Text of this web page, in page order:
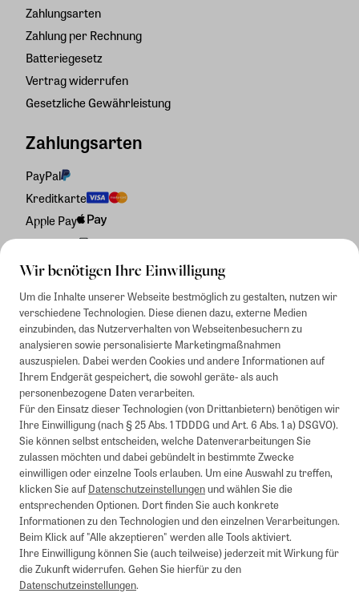
Wir benötigen Ihre Einwilligung
Um die Inhalte unserer Webseite bestmöglich zu gestalten, nutzen wir
verschiedene Technologien. Diese dienen dazu, externe Medien
einzubinden, das Nutzerverhalten von Webseitenbesuchern zu
analysieren sowie personalisierte Marketingmaßnahmen
auszuspielen. Dabei werden Cookies und andere Informationen auf
Ihrem Endgerät gespeichert, die sowohl geräte- als auch
personenbezogene Daten verarbeiten.
Für den Einsatz dieser Technologien (von Drittanbietern) benötigen wir
Ihre Einwilligung (nach § 25 Abs. 1 TDDDG und Art. 6 Abs. 1 a) DSGVO).
Sie können selbst entscheiden, welche Datenverarbeitungen Sie
zulassen möchten und dabei gebündelt in bestimmte Zwecke
einwilligen oder einzelne Tools erlauben. Um eine Auswahl zu treffen,
klicken Sie aufDatenschutzeinstellungenund wählen Sie die
entsprechenden Optionen. Dort finden Sie auch konkrete
Informationen zu den Technologien und den einzelnen Verarbeitungen.
Beim Klick auf "Alle akzeptieren" werden alle Tools aktiviert.
Ihre Einwilligung können Sie (auch teilweise) jederzeit mit Wirkung für
die Zukunft widerrufen. Gehen Sie hierfür zu den
Datenschutzeinstellungen.
Zahlungsarten
Zahlung per Rechnung
Batteriegesetz
Vertrag widerrufen
Gesetzliche Gewährleistung
Zahlungsarten
PayPal
Kreditkarte
Apple Pay
Rechnung